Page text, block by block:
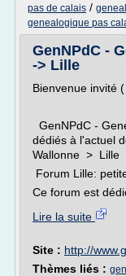
pas de calais /
genealogique pas
GenNPdC -
-> Lille
Bienvenue invité
GenNPdC -
dédiés à l'actuel
Wallonne > Lille
Forum Lille:
Ce forum est
Lire la suite
Site : http://
Thèmes liés :